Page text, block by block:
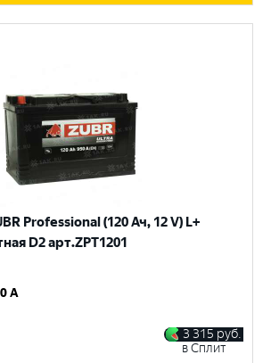
Professional (120 Ач, 12 V) L+
D2 арт.ZPT1201
A
3 315 руб.
в Сплит